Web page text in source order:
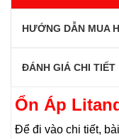
HƯỚNG DẪN MUA
ĐÁNH GIÁ CHI TIẾT
Ổn Áp
Để đi vào chi tiết,